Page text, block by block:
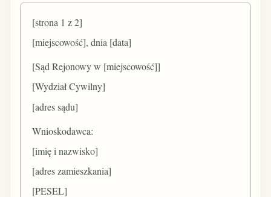
[strona 1 z 2]
[miejscowość], dnia [data]
[Sąd Rejonowy w [miejscowość]]
[Wydział Cywilny]
[adres sądu]
Wnioskodawca:
[imię i nazwisko]
[adres zamieszkania]
[PESEL]